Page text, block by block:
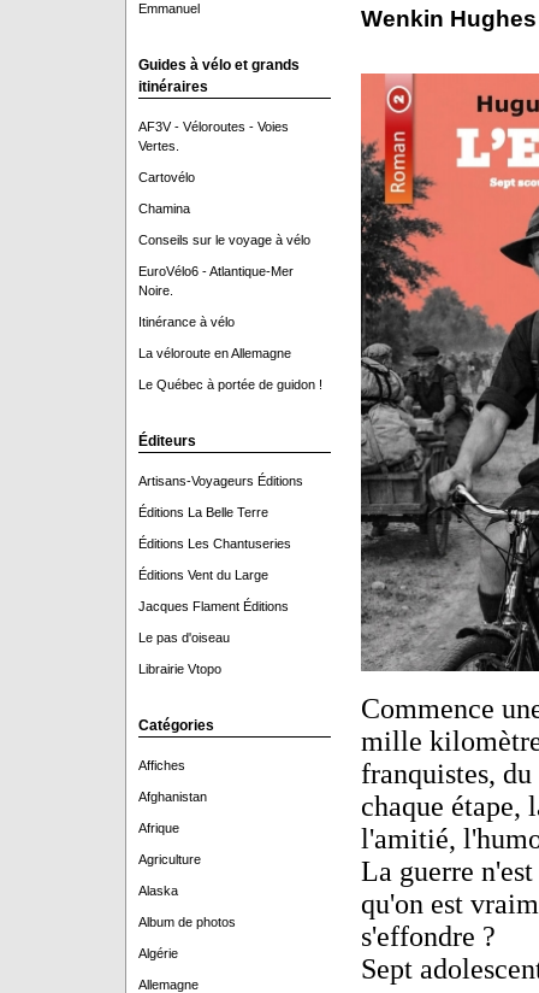
Emmanuel
Guides à vélo et grands
itinéraires
AF3V - Véloroutes - Voies
Vertes.
Cartovélo
Chamina
Conseils sur le voyage à vélo
EuroVélo6 - Atlantique-Mer
Noire.
Itinérance à vélo
La véloroute en Allemagne
Le Québec à portée de guidon !
Éditeurs
Artisans-Voyageurs Éditions
Éditions La Belle Terre
Éditions Les Chantuseries
Éditions Vent du Large
Jacques Flament Éditions
Le pas d'oiseau
Librairie Vtopo
Catégories
Affiches
Afghanistan
Afrique
Agriculture
Alaska
Album de photos
Algérie
Allemagne
Wenkin Hughes
Commence
mille
franquistes,
chaque étape,
l'amitié,
La guerre
qu'on est
s'effondre ?
Sept